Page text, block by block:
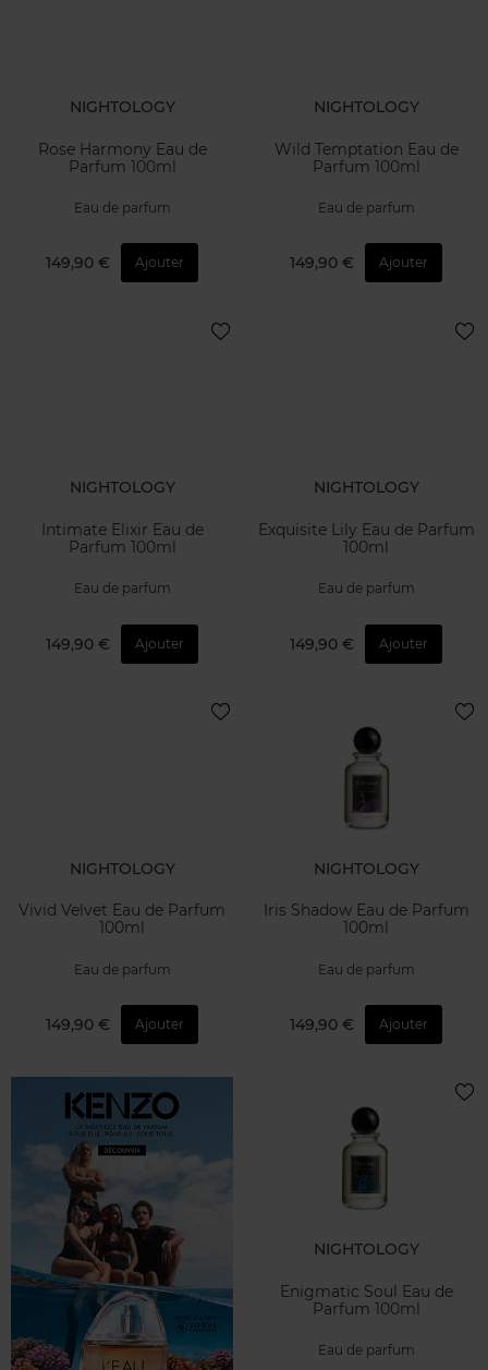
NIGHTOLOGY
Rose Harmony Eau de
Parfum 100ml
Eau de parfum
149,90 € Ajouter
NIGHTOLOGY
Wild Temptation Eau de
Parfum 100ml
Eau de parfum
149,90 € Ajouter
NIGHTOLOGY
Intimate Elixir Eau de
Parfum 100ml
Eau de parfum
149,90 € Ajouter
NIGHTOLOGY
Exquisite Lily Eau de Parfum
100ml
Eau de parfum
149,90 € Ajouter
NIGHTOLOGY
Vivid Velvet Eau de Parfum
100ml
Eau de parfum
149,90 € Ajouter
NIGHTOLOGY
Iris Shadow Eau de Parfum
100ml
Eau de parfum
149,90 € Ajouter
NIGHTOLOGY
Enigmatic Soul Eau de
Parfum 100ml
Eau de parfum